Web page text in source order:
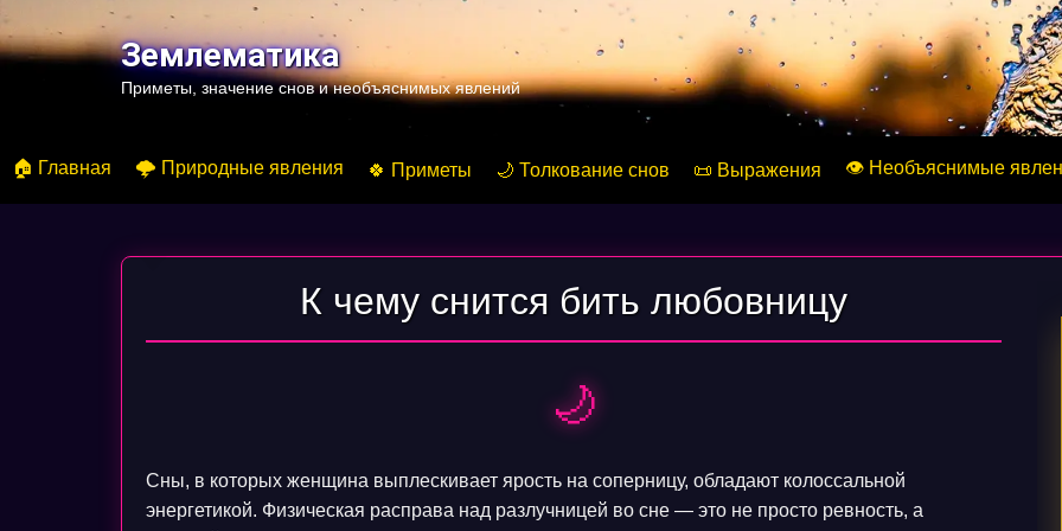
к
содержимомуЗемлематика
Приметы, значение снов и необъяснимых явлений
🏠 Главная 🌩️ Природные явления 🍀 Приметы 🌙 Толкование снов 📜 Выражения 👁️ Необъяснимые
К чему снится бить любовницу
🌙
Сны, в которых женщина выплескивает ярость на соперницу, обладают колоссальной
энергетикой. Физическая расправа над разлучницей во сне — это не просто ревность, а